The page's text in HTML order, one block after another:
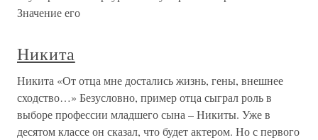
Значение его
Никита
Никита «От отца мне достались жизнь, гены, внешнее
сходство…» Безусловно, пример отца сыграл роль в
выборе профессии младшего сына – Никиты. Уже в
десятом классе он сказал, что будет актером. Но с первого